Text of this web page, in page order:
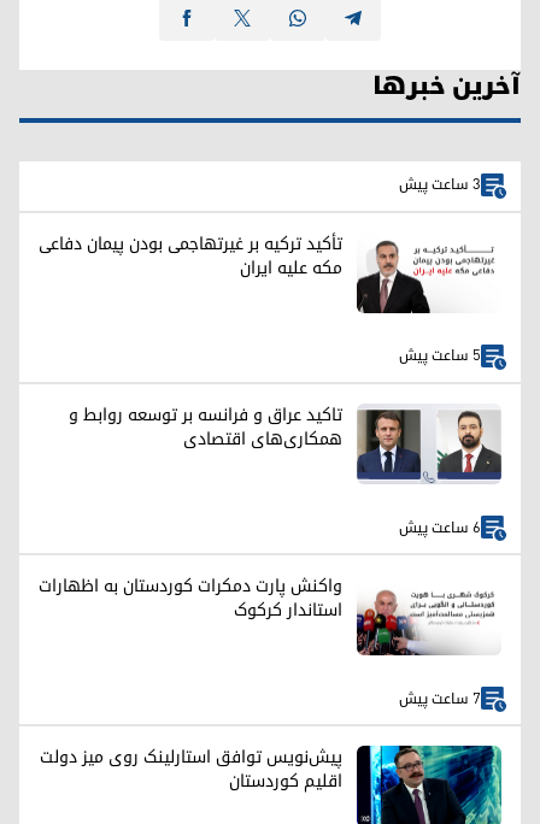
آخرین خبرها
3 ساعت پیش
تأکید ترکیه بر غیرتهاجمی بودن پیمان دفاعی
مکه علیه ایران
5 ساعت پیش
تاکید عراق و فرانسه بر توسعه روابط و
همکاری‌های اقتصادی
6 ساعت پیش
واکنش پارت دمکرات کوردستان به اظهارات
استاندار کرکوک
7 ساعت پیش
پیش‌نویس توافق استارلینک روی میز دولت
اقلیم کوردستان